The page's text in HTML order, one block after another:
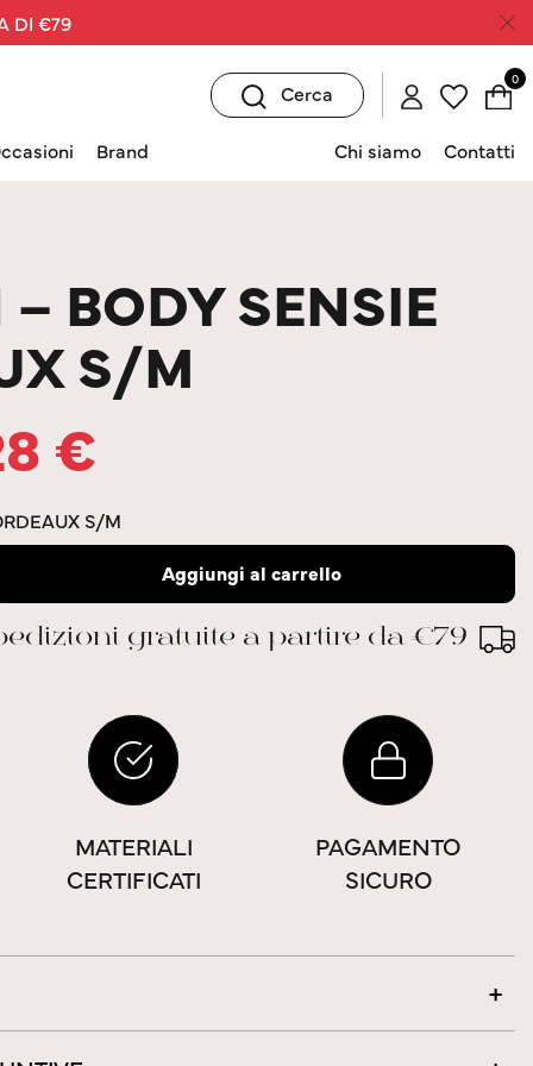
DI €79
Cerca
0
Brand Chi siamo Contatti
BODY SENSIE
S/M
€
S/M
Aggiungi al carrello
gratuite a partire da €79
MATERIALI
CERTIFICATI
PAGAMENTO
SICURO